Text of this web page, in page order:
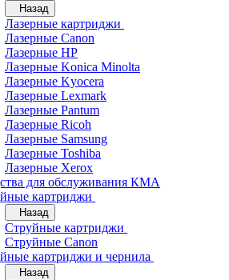
Назад
Лазерные картриджи
Лазерные Canon
Лазерные HP
Лазерные Konica Minolta
Лазерные Kyocera
Лазерные Lexmark
Лазерные Pantum
Лазерные Ricoh
Лазерные Samsung
Лазерные Toshiba
Лазерные Xerox
для обслуживания КМА
картриджи
Назад
Струйные картриджи
Струйные Canon
картриджи и чернила
Назад